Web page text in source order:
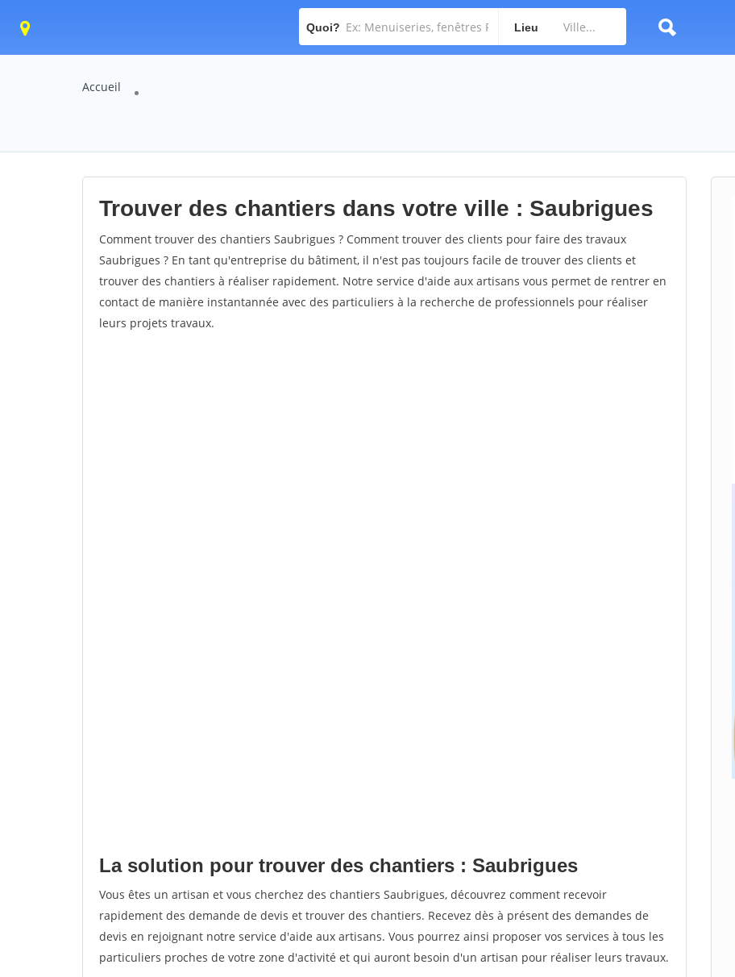
Quoi? Lieu
Accueil
Trouver des chantiers dans votre ville : Saubrigues
Comment trouver des chantiers Saubrigues ? Comment trouver des clients pour faire des travaux
Saubrigues ? En tant qu'entreprise du bâtiment, il n'est pas toujours facile de trouver des clients et
trouver des chantiers à réaliser rapidement. Notre service d'aide aux artisans vous permet de rentrer en
contact de manière instantannée avec des particuliers à la recherche de professionnels pour réaliser
leurs projets travaux.
La solution pour trouver des chantiers : Saubrigues
Vous êtes un artisan et vous cherchez des chantiers Saubrigues, découvrez comment recevoir
rapidement des demande de devis et trouver des chantiers. Recevez dès à présent des demandes de
devis en rejoignant notre service d'aide aux artisans. Vous pourrez ainsi proposer vos services à tous les
particuliers proches de votre zone d'activité et qui auront besoin d'un artisan pour réaliser leurs travaux.